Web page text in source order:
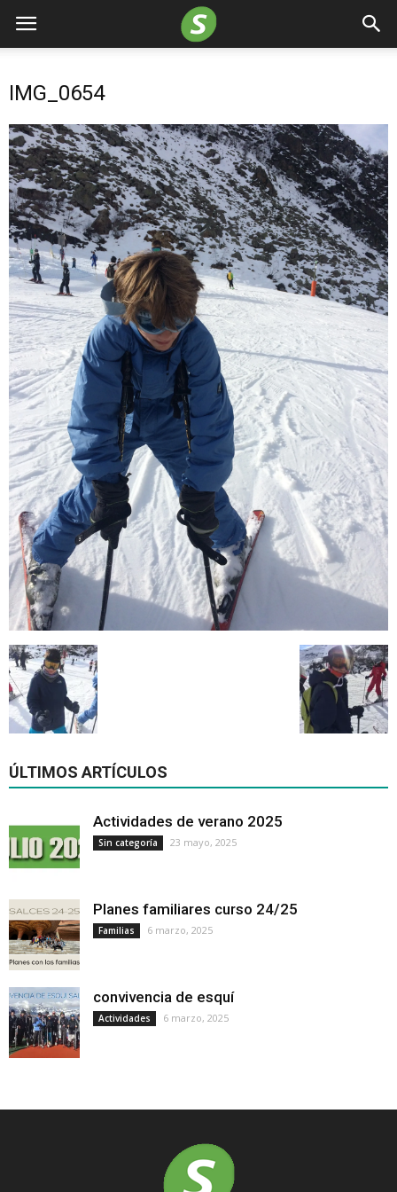
IMG_0654
ÚLTIMOS ARTÍCULOS
Actividades de verano 2025
Sin categoría 23 mayo, 2025
Planes familiares curso 24/25
Familias 6 marzo, 2025
convivencia de esquí
Actividades 6 marzo, 2025